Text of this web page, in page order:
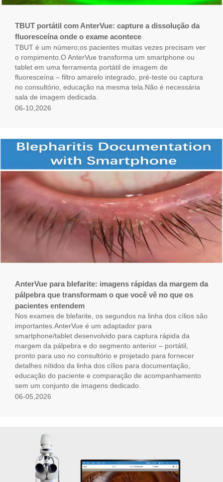
TBUT portátil com AnterVue: capture a dissolução da
fluoresceína onde o exame acontece
TBUT é um número;os pacientes muitas vezes precisam ver
o rompimento.O AnterVue transforma um smartphone ou
tablet em uma ferramenta portátil de imagem de
fluoresceína – filtro amarelo integrado, pré-teste ou captura
no consultório, educação na mesma tela.Não é necessária
sala de imagem dedicada.
06-10,2026
AnterVue para blefarite: imagens rápidas da margem da
pálpebra que transformam o que você vê no que os
pacientes entendem
Nos exames de blefarite, os segundos na linha dos cílios são
importantes.AnterVue é um adaptador para
smartphone/tablet desenvolvido para captura rápida da
margem da pálpebra e do segmento anterior – portátil,
pronto para uso no consultório e projetado para fornecer
detalhes nítidos da linha dos cílios para documentação,
educação do paciente e comparação de acompanhamento
sem um conjunto de imagens dedicado.
06-05,2026